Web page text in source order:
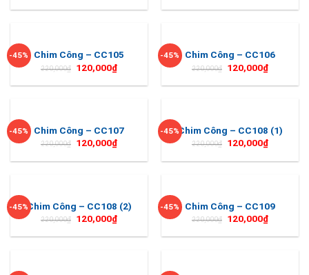
-45% Chim Công – CC105
220,000₫ 120,000₫
-45% Chim Công – CC106
220,000₫ 120,000₫
-45% Chim Công – CC107
220,000₫ 120,000₫
-45%Chim Công – CC108 (1)
220,000₫ 120,000₫
-45%Chim Công – CC108 (2)
220,000₫ 120,000₫
-45% Chim Công – CC109
220,000₫ 120,000₫